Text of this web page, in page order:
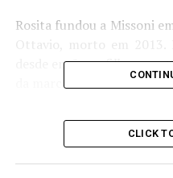
Rosita fundou a Missoni
desde então os filhos e
da marca mundialmente
A grife fez sucesso pela
coloridas, com
CLICK